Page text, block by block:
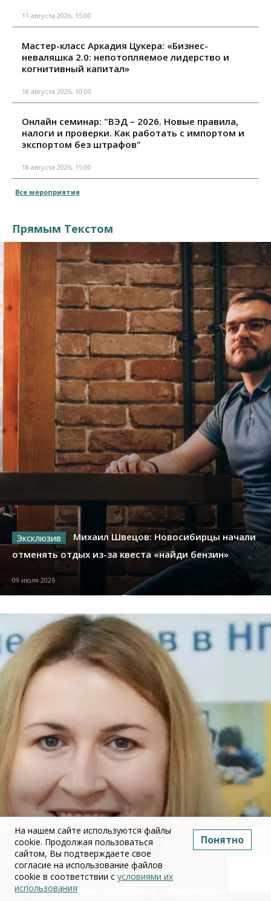
11 августа 2026, 15:00
Мастер-класс Аркадия Цукера: «Бизнес-
неваляшка 2.0: непотопляемое лидерство и
когнитивный капитал»
18 августа 2026, 10:00
Онлайн семинар: "ВЭД – 2026. Новые правила,
налоги и проверки. Как работать с импортом и
экспортом без штрафов"
18 августа 2026, 15:00
Все мероприятия
Прямым Текстом
Михаил Швецов: Новосибирцы начали
отменять отдых из-за квеста «найди бензин»
09 июля 2026
Юлия Дружинина: Объединение ЕГЭ по
На нашем сайте используются файлы
cookie. Продолжая пользоваться
сайтом, Вы подтверждаете свое
согласие на использование файлов
cookie в соответствии с условиями их
использования
Понятно